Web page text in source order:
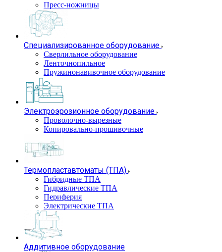
Пресс-ножницы
Специализированное оборудование
Сверлильное оборудование
Ленточнопильное
Пружинонавивочное оборудование
Электроэрозионное оборудование
Проволочно-вырезные
Копировально-прошивочные
Термопластавтоматы (ТПА)
Гибридные ТПА
Гидравлические ТПА
Периферия
Электрические ТПА
Аддитивное оборудование